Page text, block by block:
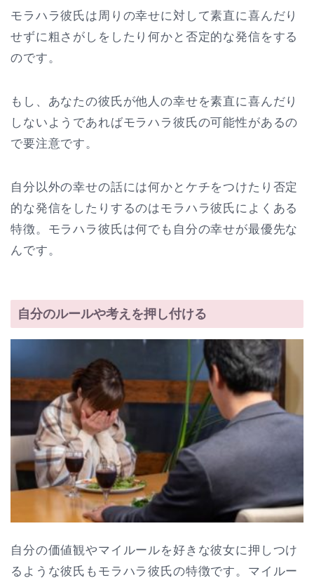
モラハラ彼氏は周りの幸せに対して素直に喜んだり
せずに粗さがしをしたり何かと否定的な発信をする
のです。
もし、あなたの彼氏が他人の幸せを素直に喜んだり
しないようであればモラハラ彼氏の可能性があるの
で要注意です。
自分以外の幸せの話には何かとケチをつけたり否定
的な発信をしたりするのはモラハラ彼氏によくある
特徴。モラハラ彼氏は何でも自分の幸せが最優先な
んです。
自分のルールや考えを押し付ける
自分の価値観やマイルールを好きな彼女に押しつけ
るような彼氏もモラハラ彼氏の特徴です。マイルー